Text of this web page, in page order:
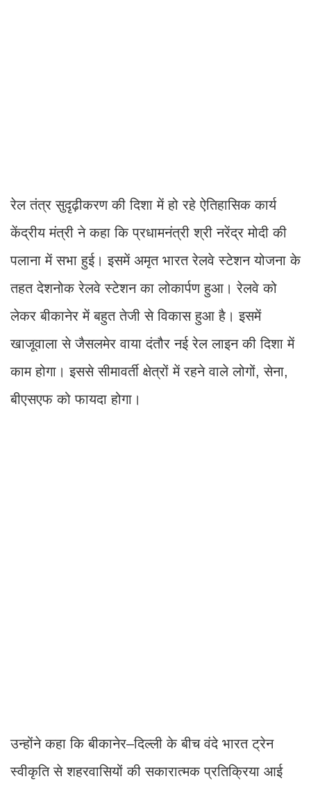
रेल तंत्र सुदृढ़ीकरण की दिशा में हो रहे ऐतिहासिक कार्य
केंद्रीय मंत्री ने कहा कि प्रधामनंत्री श्री नरेंद्र मोदी की
पलाना में सभा हुई। इसमें अमृत भारत रेलवे स्टेशन योजना के
तहत देशनोक रेलवे स्टेशन का लोकार्पण हुआ। रेलवे को
लेकर बीकानेर में बहुत तेजी से विकास हुआ है। इसमें
खाजूवाला से जैसलमेर वाया दंतौर नई रेल लाइन की दिशा में
काम होगा। इससे सीमावर्ती क्षेत्रों में रहने वाले लोगों, सेना,
बीएसएफ को फायदा होगा।
उन्होंने कहा कि बीकानेर–दिल्ली के बीच वंदे भारत ट्रेन
स्वीकृति से शहरवासियों की सकारात्मक प्रतिक्रिया आई